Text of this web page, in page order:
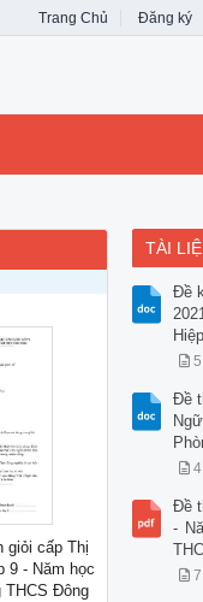
Trang Chủ Đăng ký
giỏi cấp Thị
9 - Năm học
THCS Đông
TÀI
Đề
5
Đề
4
Đề
-
7